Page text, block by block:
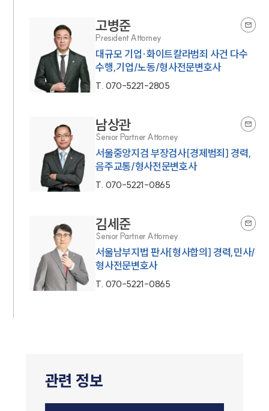
고병준
President Attorney
대규모 기업·화이트칼라범죄 사건 다수
수행,기업/노동/형사전문변호사
T. 070-5221-2805
남상관
Senior Partner Attorney
서울중앙지검 부장검사[경제범죄] 경력,
음주교통/형사전문변호사
T. 070-5221-0865
김세준
Senior Partner Attorney
서울남부지법 판사[형사합의] 경력,민사/
형사전문변호사
T. 070-5221-0865
관련 정보